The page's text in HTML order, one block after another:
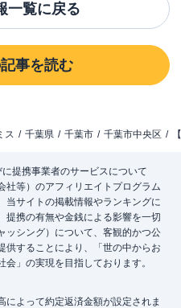
一覧に戻る
事を読む
ス 千葉県 千葉市 千葉市中央区
提携事業者のサービスについて
社等）のアフィリエイトプログラム
当サイトの掲載情報やランキングに
提携の有無や金銭による影響を一切
ッシング）について、客観的かつ公
供することにより、「世の中からお
」の実現を目指しております。
よって約定返済金額が設定されま